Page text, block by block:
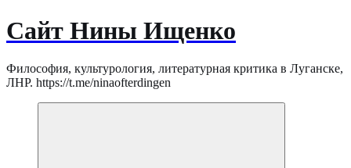
Сайт Нины Ищенко
Философия, культурология, литературная критика в Луганске,
ЛНР. https://t.me/ninaofterdingen